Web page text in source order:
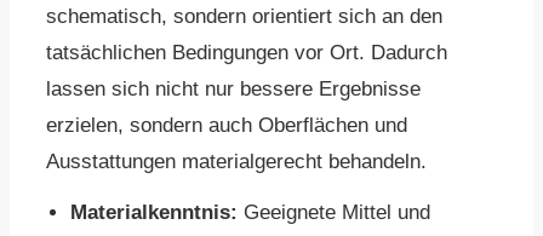
schematisch, sondern orientiert sich an den
tatsächlichen Bedingungen vor Ort. Dadurch
lassen sich nicht nur bessere Ergebnisse
erzielen, sondern auch Oberflächen und
Ausstattungen materialgerecht behandeln.
Materialkenntnis: Geeignete Mittel und